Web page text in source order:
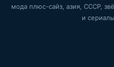
мода плюс-сайз, азия, СССР,
и